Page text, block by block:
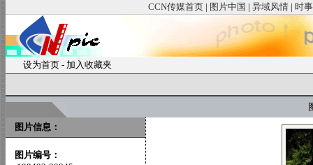
CCN传媒首页 | 图片中国 | 异域风情 | 时
设为首页 - 加入收藏夹
图片信息：
图片编号：